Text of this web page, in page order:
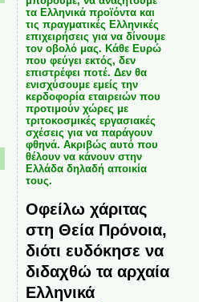
τα Ελληνικά προϊόντα και
τις πραγματικές Ελληνικές
επιχειρήσεις για να δίνουμε
τον οβολό μας. Κάθε Ευρώ
που φεύγει εκτός, δεν
επιστρέφει ποτέ. Δεν θα
ενισχύσουμε εμείς την
κερδοφορία εταιρειών που
προτιμούν χώρες με
τριτοκοσμικές εργασιακές
σχέσεις για να παράγουν
φθηνά. Ακριβώς αυτό που
θέλουν να κάνουν στην
Ελλάδα δηλαδή αποικία
τους.
Οφείλω χάριτας
στη Θεία Πρόνοια,
διότι ευδόκησε να
διδαχθώ τα αρχαία
Ελληνικά